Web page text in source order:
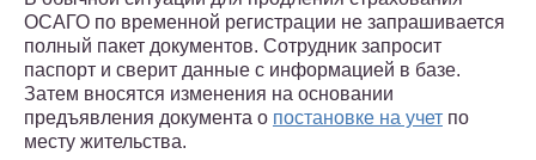
ОСАГО по временной регистрации не запрашивается
полный пакет документов. Сотрудник запросит
паспорт и сверит данные с информацией в базе.
Затем вносятся изменения на основании
предъявления документа о постановке на учет по
месту жительства.